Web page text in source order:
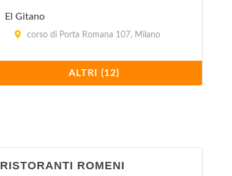
El Gitano
corso di Porta Romana 107, Milano
via Ruggero Bonghi 12, Milano
Moretti) 32, Milano
ALTRI (12)
RISTORANTI ROMENI